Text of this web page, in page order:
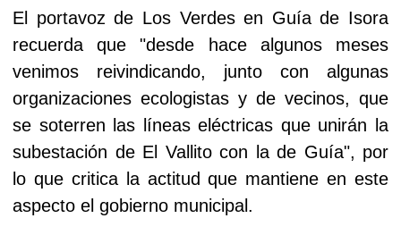
El portavoz de Los Verdes en Guía de Isora
recuerda que "desde hace algunos meses
venimos reivindicando, junto con algunas
organizaciones ecologistas y de vecinos, que
se soterren las líneas eléctricas que unirán la
subestación de El Vallito con la de Guía", por
lo que critica la actitud que mantiene en este
aspecto el gobierno municipal.